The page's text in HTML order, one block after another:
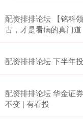
配资排排论坛 【铭科
古，才是看病的真门道
配资排排论坛 下半年
配资排排论坛 华金证
不变 | 有看投